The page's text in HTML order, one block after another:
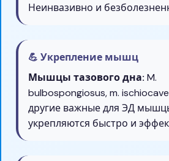
Неинвазивно и
💪 Укрепление мышц
Мышцы тазового дна: M.
bulbospongiosus, m.
другие важные для ЭД
укрепляются быстро и